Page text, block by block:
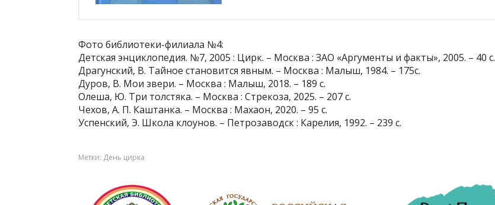
Фото библиотеки-филиала №4:
Детская энциклопедия. №7, 2005 : Цирк. – Москва : ЗАО «Аргументы и факты», 2005. – 40 с.
Драгунский, В. Тайное становится явным. – Москва : Малыш, 1984. – 175с.
Дуров, В. Мои звери. – Москва : Малыш, 2018. – 189 с.
Олеша, Ю. Три толстяка. – Москва : Стрекоза, 2025. – 207 с.
Чехов, А. П. Каштанка. – Москва : Махаон, 2020. – 95 с.
Успенский, Э. Школа клоунов. – Петрозаводск : Карелия, 1992. – 239 с.
Метки: День цирка